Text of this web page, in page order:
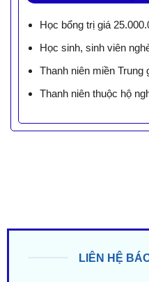
Học bổng trị giá
Học sinh, sinh viên
Thanh niên miền Trung
Thanh niên thuộc hộ